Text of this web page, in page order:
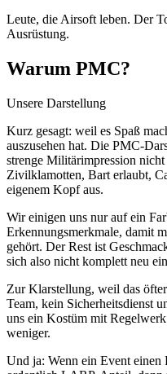
Leute, die Airsoft leben. Der
Ausrüstung.
Warum PMC?
Unsere Darstellung
Kurz gesagt: weil es Spaß
auszusehen hat. Die PMC-
strenge Militärimpression
Zivilklamotten, Bart erlaubt,
eigenem Kopf aus.
Wir einigen uns nur auf ein
Erkennungsmerkmale, damit
gehört. Der Rest ist
sich also nicht komplett neu
Zur Klarstellung, weil das
Team, kein Sicherheitsdienst
uns ein Kostüm mit
weniger.
Und ja: Wenn ein Event